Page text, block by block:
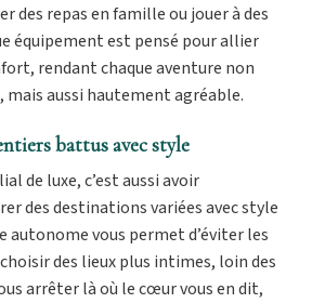
des repas en famille ou jouer à des
équipement est pensé pour allier
rendant chaque aventure non
aussi hautement agréable.
battus avec style
de luxe, c’est aussi avoir
des destinations variées avec style
autonome vous permet d’éviter les
des lieux plus intimes, loin des
arrêter là où le cœur vous en dit,